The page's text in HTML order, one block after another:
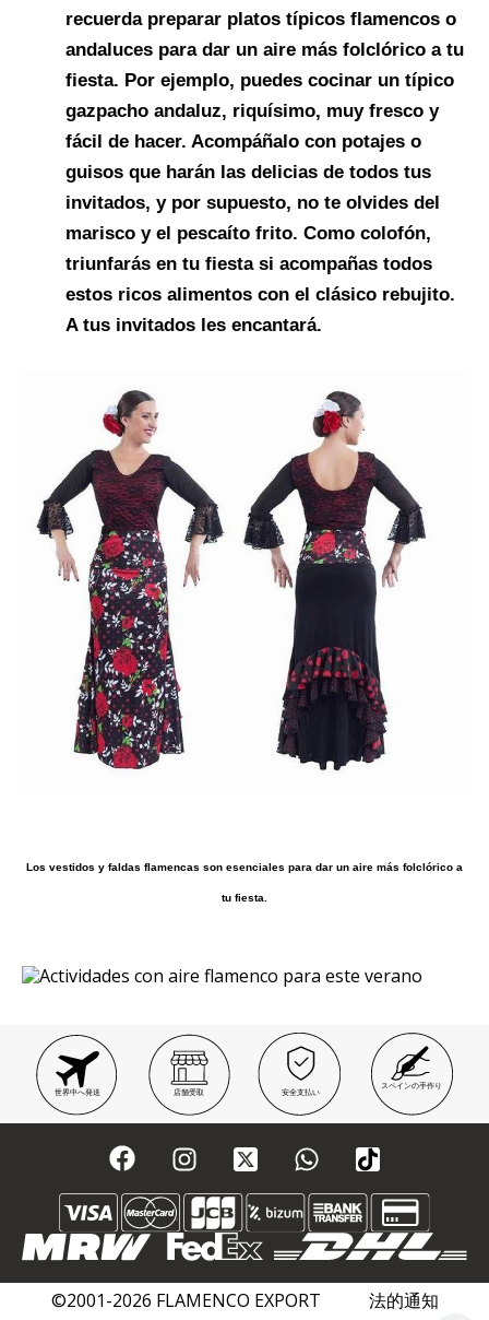
recuerda preparar platos típicos flamencos o
andaluces para dar un aire más folclórico a tu
fiesta. Por ejemplo, puedes cocinar un típico
gazpacho andaluz, riquísimo, muy fresco y
fácil de hacer. Acompáñalo con potajes o
guisos que harán las delicias de todos tus
invitados, y por supuesto, no te olvides del
marisco y el pescaíto frito. Como colofón,
triunfarás en tu fiesta si acompañas todos
estos ricos alimentos con el clásico rebujito.
A tus invitados les encantará.
Los vestidos y faldas flamencas son esenciales para dar un aire más folclórico a
tu fiesta.
世界中へ発送 店舗受取 安全支払い
スペインの手作り
©2001-2026 FLAMENCO EXPORT 法的通知